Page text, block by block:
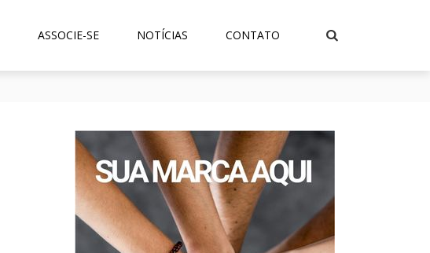
ASSOCIE-SE NOTÍCIAS CONTATO